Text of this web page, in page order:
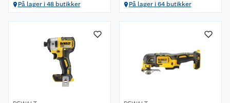
På lager i 48 butikker På lager i 64 butikker